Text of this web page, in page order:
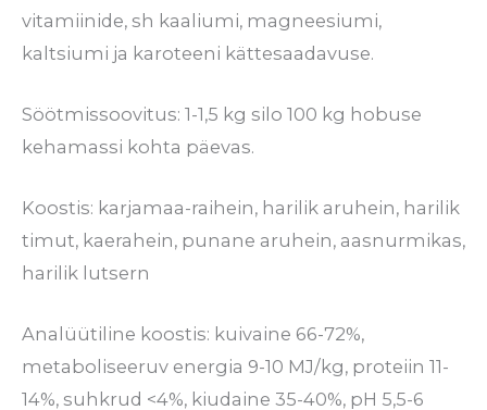
vitamiinide, sh kaaliumi, magneesiumi,
kaltsiumi ja karoteeni kättesaadavuse.
Söötmissoovitus: 1-1,5 kg silo 100 kg hobuse
kehamassi kohta päevas.
Koostis: karjamaa-raihein, harilik aruhein, harilik
timut, kaerahein, punane aruhein, aasnurmikas,
harilik lutsern
Analüütiline koostis: kuivaine 66-72%,
metaboliseeruv energia 9-10 MJ/kg, proteiin 11-
14%, suhkrud <4%, kiudaine 35-40%, pH 5,5-6